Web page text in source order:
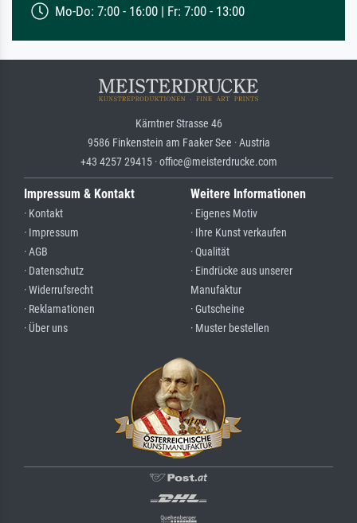
Mo-Do: 7:00 - 16:00 | Fr: 7:00 - 13:00
Kärntner Strasse 46
9586 Finkenstein am Faaker See · Austria
+43 4257 29415 · office@meisterdrucke.com
Impressum & Kontakt
· Kontakt
· Impressum
· AGB
· Datenschutz
· Widerrufsrecht
· Reklamationen
· Über uns
Weitere Informationen
· Eigenes Motiv
· Ihre Kunst verkaufen
· Qualität
· Eindrücke aus unserer
Manufaktur
· Gutscheine
· Muster bestellen